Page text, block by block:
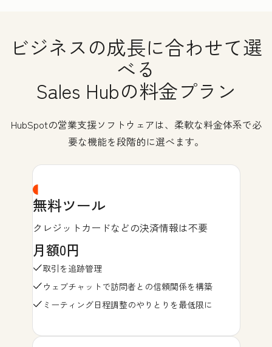
ビジネスの成長に合わせて選
べる
Sales Hubの料金プラン
HubSpotの営業支援ソフトウェアは、柔軟な料金体系で必
要な機能を段階的に選べます。
無料ツール
クレジットカードなどの決済情報は不要
月額0円
取引を追跡管理
ウェブチャットで訪問者との信頼関係を構築
ミーティング日程調整のやりとりを最低限に